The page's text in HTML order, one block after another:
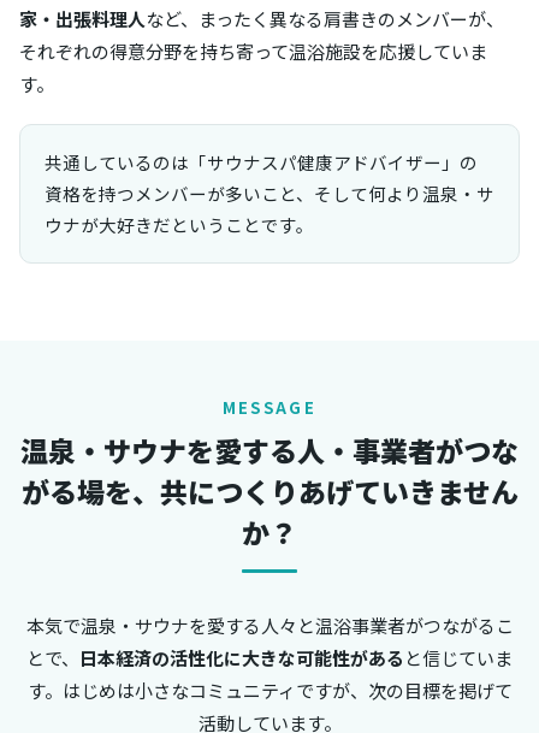
家・出張料理人など、まったく異なる肩書きのメンバーが、
それぞれの得意分野を持ち寄って温浴施設を応援していま
す。
共通しているのは「サウナスパ健康アドバイザー」の
資格を持つメンバーが多いこと、そして何より温泉・サ
ウナが大好きだということです。
MESSAGE
温泉・サウナを愛する人・事業者がつな
がる場を、共につくりあげていきません
か？
本気で温泉・サウナを愛する人々と温浴事業者がつながるこ
とで、 日本経済の活性化に大きな可能性がある と信じていま
す。はじめは小さなコミュニティですが、次の目標を掲げて
活動しています。